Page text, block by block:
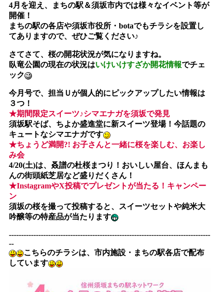
4月を迎え、まちの駅＆須坂市内では様々なイベント等が
開催！
まちの駅の各店や須坂市役所・botaでもチラシを設置し
てありますので、ぜひご覧ください♪
さてさて、桜の開花状況が気になりますね。
臥竜公園の現在の状況はいけいけすざか開花情報でチェ
ック
今月号で、担当Ｕが個人的にピックアップしたい情報は
３つ！
★期間限定スイーツ♪シマエナガを須坂で発見
須坂駅そば、ちよか盛進堂に新スイーツ登場！今話題の
キュートなシマエナガです
★ちょうど満開?! お子さんと一緒に桜を楽しむ、お楽し
み会
4/20(土)は、叒譜の杜桜まつり！おいしい屋台、ほんまも
んの街頭紙芝居など盛りだくさん！
★InstagramやX投稿でプレゼントが当たる！キャンペー
ン
須坂の桜を撮って投稿すると、スイーツセットや純米大
吟醸等の特産品が当たります
----------------------------------------------------------------------------------
--
こちらのチラシは、市内施設・まちの駅各店で配布
しています